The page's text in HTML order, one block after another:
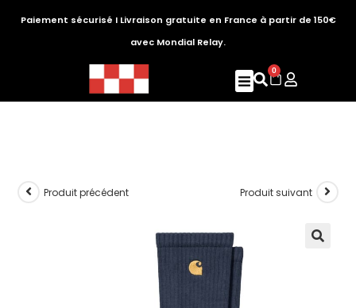
Paiement sécurisé I Livraison gratuite en France à partir de 150€
avec Mondial Relay.
0
Produit précédent Produit suivant